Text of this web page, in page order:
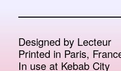
Designed by Lecteur
Printed in Paris,
In use at Kebab City